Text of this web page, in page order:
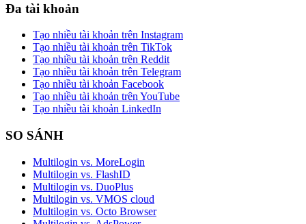
Đa tài khoản
Tạo nhiều tài khoản trên Instagram
Tạo nhiều tài khoản trên TikTok
Tạo nhiều tài khoản trên Reddit
Tạo nhiều tài khoản trên Telegram
Tạo nhiều tài khoản Facebook
Tạo nhiều tài khoản trên YouTube
Tạo nhiều tài khoản LinkedIn
SO SÁNH
Multilogin vs. MoreLogin
Multilogin vs. FlashID
Multilogin vs. DuoPlus
Multilogin vs. VMOS cloud
Multilogin vs. Octo Browser